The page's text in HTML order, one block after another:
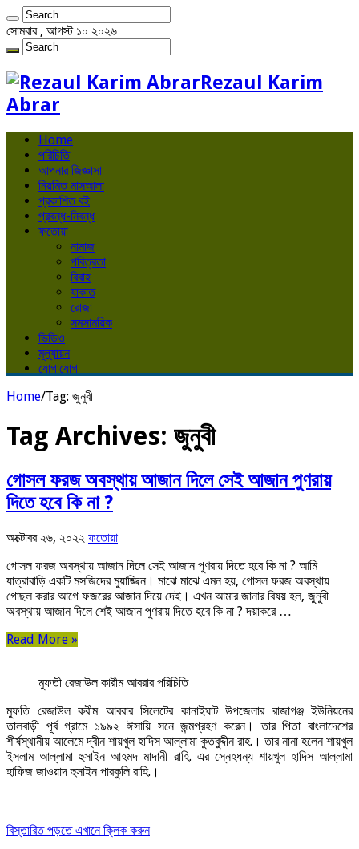
সোমবার , আগস্ট ১০ ২০২৬
Rezaul Karim
Abrar
Home
পরিচিতি
আপনার জিজ্ঞাসা
নিয়মিত মাসআলা
প্রকাশিত বই
প্রবন্ধ-নিবন্ধ
ফতোয়া
নামাজ
পবিত্রতা
বিবাহ
যাকাত
রোজা
সমসাময়িক
ভিডিও
মূল্যায়ন
যোগাযোগ
Home/Tag: জুনুবী
Tag Archives: জুনুবী
গোসল ফরজ অবস্থায় আজান দিলে সেই আজান পুণরায়
দিতে হবে কি না ?
অক্টোবর ২৬, ২০২২ ফতোয়া
গোসল ফরজ অবস্থায় আজান দিলে সেই আজান পুণরায় দিতে হবে কি না ? আমি
যাত্রাবাড়ি একটি মসজিদের মুয়াজ্জিন। মাঝে মাঝে এমন হয়, গোসল ফরজ অবস্থায়
গোছল করার আগে ফজরের আজান দিয়ে দেই। এখন আমার জানার বিষয় হল, জুনুবী
অবস্থায় আজান দিলে শেই আজান পুণরায় দিতে হবে কি না ? দয়াকরে …
Read More »
মুফতী রেজাউল কারীম আবরার পরিচিতি
মুফতি রেজাউল করীম আবরার সিলেটের কানাইঘাট উপজেলার রাজাগঞ্জ ইউনিয়নের
তালবাড়ী পূর্ব গ্রামে ১৯৯২ ঈসায়ি সনে জন্মগ্রহণ করেন। তার পিতা বাংলাদেশের
শীর্ষস্থানীয় আলেমে দ্বীন শায়খুল হাদিস আল্লামা কুতবুদ্দীন রাহ.। তার নানা হলেন শায়খুল
ইসলাম আল্লামা হুসাইন আহমদ মাদানী রাহি. এর স্নেহধন্য শায়খুল হাদিস আল্লামা
হাফিজ জাওয়াদ হুসাইন পারকুলি রাহি.।
বিস্তারিত পড়তে এখানে ক্লিক করুন